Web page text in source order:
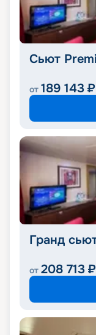
Сьют
от 189 143 ₽
Гранд
от 208 713 ₽